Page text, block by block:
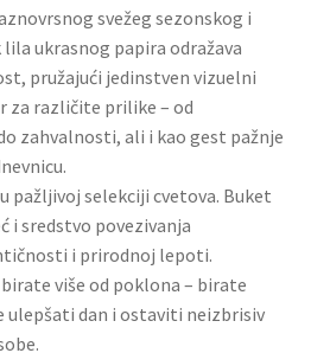
svežeg sezonskog i
ukrasnog papira odražava
pružajući jedinstven vizuelni
za različite prilike – od
zahvalnosti, ali i kao gest pažnje
pažljivoj selekciji cvetova. Buket
i sredstvo povezivanja
i prirodnoj lepoti.
više od poklona – birate
ulepšati dan i ostaviti neizbrisiv